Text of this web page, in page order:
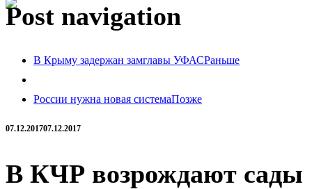
Post navigation
В Крыму задержан замглавы УФАСРаньше
России нужна новая системаПозже
07.12.201707.12.2017
В КЧР возрождают сады